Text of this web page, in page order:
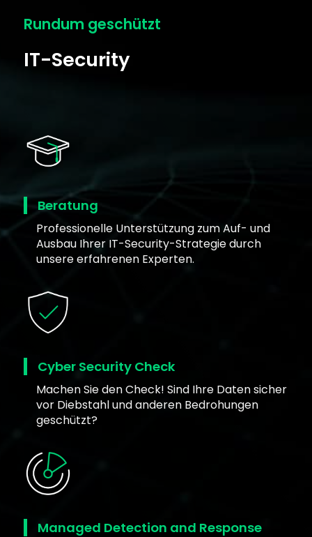
Rundum geschützt
IT-Security
Beratung
Professionelle Unterstützung zum Auf- und
Ausbau Ihrer IT-Security-Strategie durch
unsere erfahrenen Experten.
Cyber Security Check
Machen Sie den Check! Sind Ihre Daten sicher
vor Diebstahl und anderen Bedrohungen
geschützt?
Managed Detection and Response